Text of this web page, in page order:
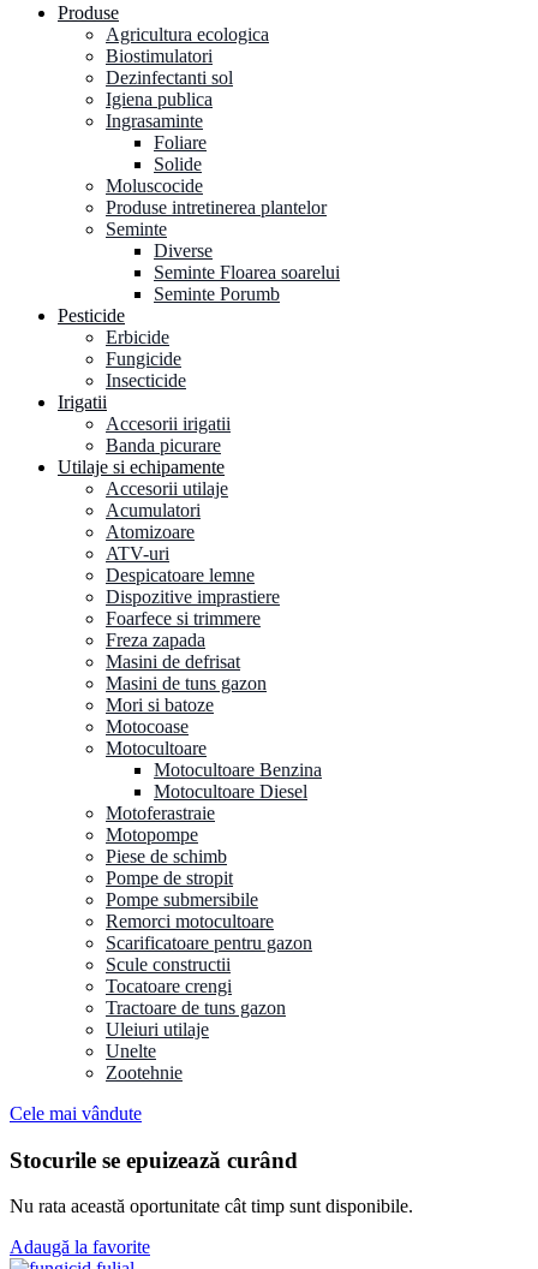
Produse
Agricultura ecologica
Biostimulatori
Dezinfectanti sol
Igiena publica
Ingrasaminte
Foliare
Solide
Moluscocide
Produse intretinerea plantelor
Seminte
Diverse
Seminte Floarea soarelui
Seminte Porumb
Pesticide
Erbicide
Fungicide
Insecticide
Irigatii
Accesorii irigatii
Banda picurare
Utilaje si echipamente
Accesorii utilaje
Acumulatori
Atomizoare
ATV-uri
Despicatoare lemne
Dispozitive imprastiere
Foarfece si trimmere
Freza zapada
Masini de defrisat
Masini de tuns gazon
Mori si batoze
Motocoase
Motocultoare
Motocultoare Benzina
Motocultoare Diesel
Motoferastraie
Motopompe
Piese de schimb
Pompe de stropit
Pompe submersibile
Remorci motocultoare
Scarificatoare pentru gazon
Scule constructii
Tocatoare crengi
Tractoare de tuns gazon
Uleiuri utilaje
Unelte
Zootehnie
Cele mai vândute
Stocurile se epuizează curând
Nu rata această oportunitate cât timp sunt disponibile.
Adaugă la favorite